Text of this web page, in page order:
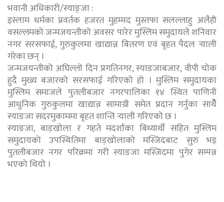
भवानी अधिकारी/स्याङ्जा :
इस्लाम धर्मका प्रवर्तक हजरत मुहम्मद मुस्तफा सलल्लाहु अलैही
वसल्लमको जन्मजयन्तीको अवसर पारेर मुस्लिम समुदायले शनिवार
नगर सरसफाई, गुरुकुलमा खाद्यान्न बितरण एवं बृहत पैदल र्‍याली
गरेका छन् ।
जन्मजयन्तीको अघिल्लो दिन प्रगतिनगर, स्याङजाबजार, वीपी चोक
हुदै मुख्य बजारको सरसफाई गरिएको हो । मुस्लिम समुदायका
मुस्लिम समाजले पुतलीबजार नगरपालिका १४ स्थित पाणिनी
आधुनिक गुरुकुलमा खाद्यान्न सामाग्री समेत प्रदान गर्नुका साथैैे
स्याङजा सदरमुकाममा बृहत शान्ति र्‍याली गरिएको छ ।
स्याङजा, बाड़खोला र गहते मदर्शाका बिध्यार्थी सहित मुस्लिम
समुदायको उपस्थितिमा बाड़खोलाको मस्जिदबाट सुरु भइ
पुतलीबजार नगर परिक्रमा गरी स्याङजा मस्जिदमा पुगेर सम्पन्न
भएको थियो ।